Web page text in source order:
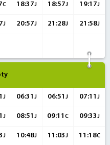
C 18:37J 18:57J 19:17J
J 20:57J 21:28J 21:58J
J 06:31 J 06:51 J 07:11 J
J 08:51 J 09:11 C 09:33J
J 10:48J 11:03J 11:18C